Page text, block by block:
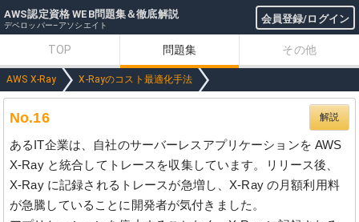
AWS認定資格 WEB問題集＆徹底解説 会員登録/ログイン
デベロッパー–アソシエイト
TOP 問題集 その他
AWS X-Ray X-Rayのコスト最適化手法
No.16 解説
あるIT企業は、自社のサーバーレスアプリケーションを AWS
X-Ray と統合してトレースを収集しています。リリース後、
X-Ray に記録されるトレースが急増し、X-Ray の月額利用料
が急騰していることに開発者が気付きました。